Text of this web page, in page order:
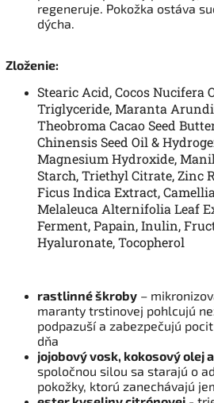
regeneruje. Pokožka ostáva
dýcha.
Zloženie:
Stearic Acid, Cocos Nucifera
Triglyceride, Maranta
Theobroma Cacao Seed
Chinensis Seed Oil &
Magnesium Hydroxide,
Starch, Triethyl Citrate, Zinc
Ficus Indica Extract,
Melaleuca Alternifolia Leaf
Ferment, Papain, Inulin,
Hyaluronate, Tocopherol
rastlinné škroby –
maranty trstinovej pohlcujú
podpazuší a zabezpečujú
dňa
jojobový vosk, kokosový olej
spoločnou silou sa starajú o
pokožky, ktorú zanechávajú